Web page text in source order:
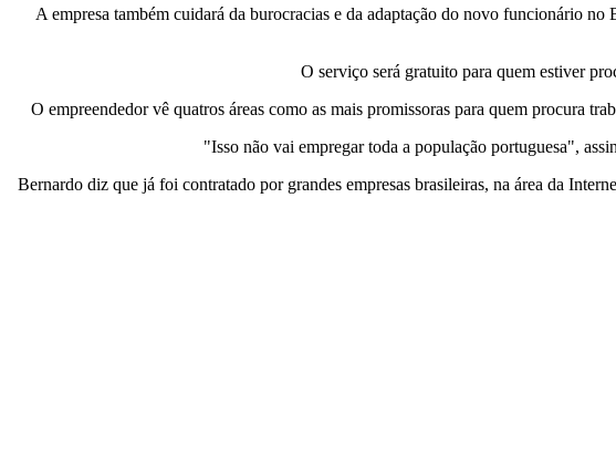
A empresa também cuidará da burocracias e da adaptação do novo funcionário
O serviço será gratuito para quem estiver
O empreendedor vê quatros áreas como as mais promissoras para quem procura
"Isso não vai empregar toda a população portuguesa",
Bernardo diz que já foi contratado por grandes empresas brasileiras, na área da